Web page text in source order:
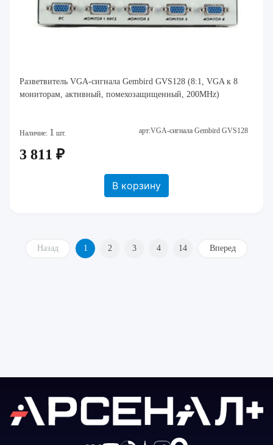
Разветвитель VGA-сигнала Gembird GVS128 (8:1, VGA к 8
мониторам, активный, помехозащищенный, 200MHz)
Наличие: 1 шт. арт:VGA-сигнала Gembird GVS128
3 811 ₽
В корзину
Назад 1 2 3 4 14 Вперед